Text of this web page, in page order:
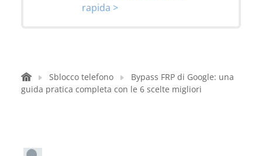
rapida >
Sblocco telefono
Bypass FRP di Google: una
guida pratica completa con le 6 scelte migliori